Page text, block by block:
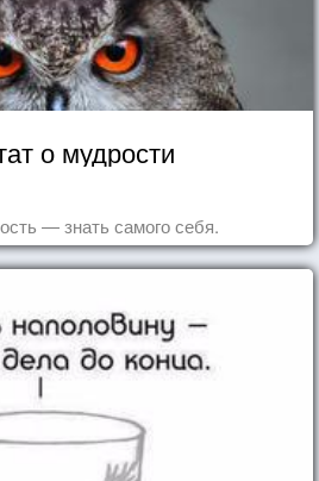
о мудрости
— знать самого себя.